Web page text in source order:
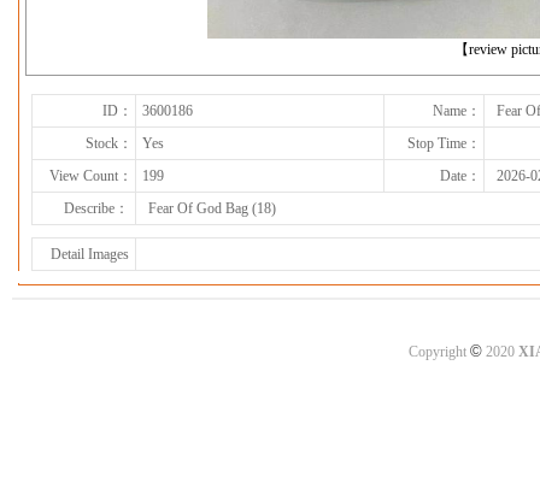
【review
ID： 3600186 Name：
Fear
Stock：
Yes
Stop Time：
View Count：
199 Date：
2026-
Describe：
Fear Of God Bag (18)
Detail Images
Copyright ©2020